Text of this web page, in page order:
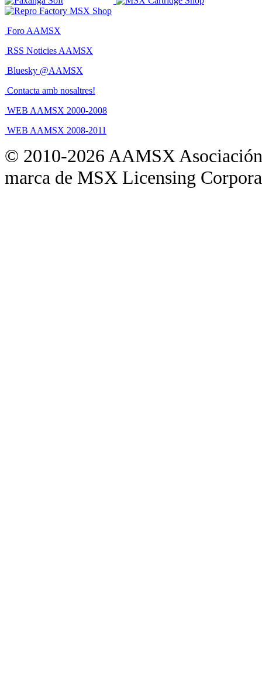
Foro AAMSX
RSS Noticies AAMSX
Bluesky @AAMSX
Contacta amb nosaltres!
WEB AAMSX 2000-2008
WEB AAMSX 2008-2011
© 2010-2026 AAMSX
marca de MSX Licensing